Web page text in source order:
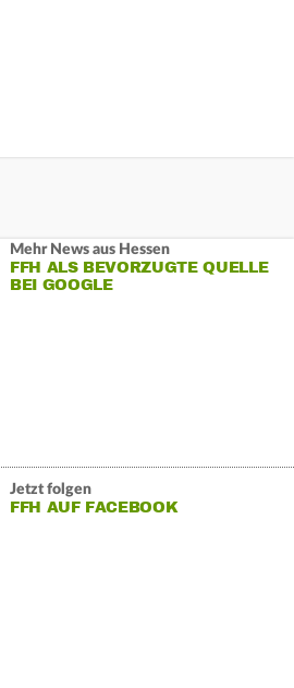
Mehr News aus Hessen
FFH ALS BEVORZUGTE QUELLE
BEI GOOGLE
Jetzt folgen
FFH AUF FACEBOOK